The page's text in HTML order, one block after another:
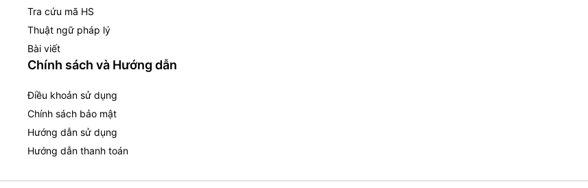
Tra cứu mã HS
Thuật ngữ pháp lý
Bài viết
Chính sách và Hướng dẫn
Điều khoản sử dụng
Chính sách bảo mật
Hướng dẫn sử dụng
Hướng dẫn thanh toán